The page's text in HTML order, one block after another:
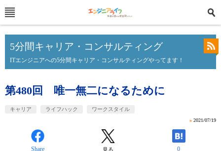
5分間キャリア・コンサルティング
ITエンジニアへの5分間キャリア・コンサルティングやってます！
第480回 唯一無二になるために
キャリア ライフハック ワークスタイル
» 2021/07/19
Share 見る 0